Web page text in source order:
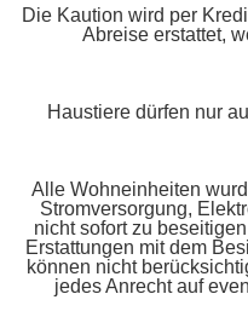
Die Kaution wird per
Abreise erstattet,
Haustiere dürfen nur
Alle Wohneinheiten
Stromversorgung,
nicht sofort zu
Erstattungen mit dem
können nicht
jedes Anrecht auf